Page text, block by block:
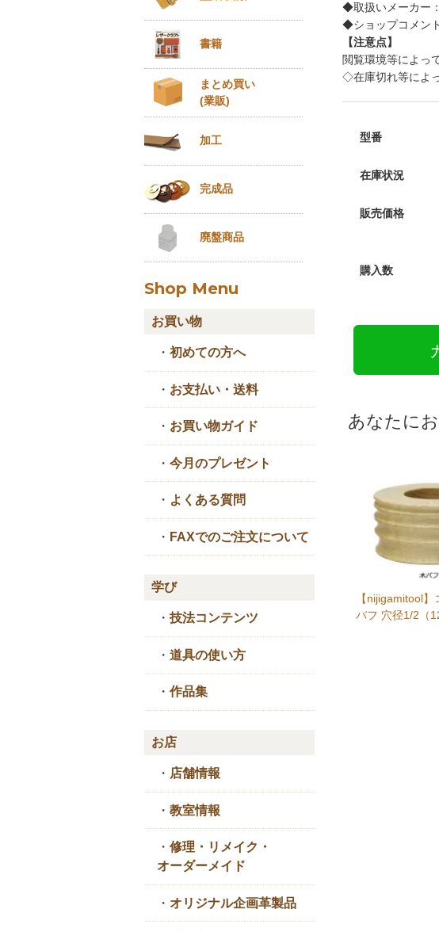
◆取扱いメーカー
◆ショップコメン
【注意点】
閲覧環境等によっ
◇在庫切れ等によ
型番
在庫状況
販売価格
購入数
あなたに
【nijigamitool
バフ 穴径1/2（
書籍
まとめ買い
(業販)
加工
完成品
廃盤商品
Shop Menu
お買い物
・ 初めての方へ
・ お支払い・送料
・ お買い物ガイド
・ 今月のプレゼント
・ よくある質問
・ FAXでのご注文について
学び
・ 技法コンテンツ
・ 道具の使い方
・ 作品集
お店
・ 店舗情報
・ 教室情報
・ 修理・リメイク・
オーダーメイド
・ オリジナル企画革製品